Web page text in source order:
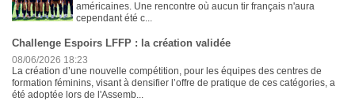
américaines. Une rencontre où aucun tir français n'aura
cependant été c...
Challenge Espoirs LFFP : la création validée
08/06/2026 18:23
La création d’une nouvelle compétition, pour les équipes des centres de
formation féminins, visant à densifier l’offre de pratique de ces catégories, a
été adoptée lors de l'Assemb...